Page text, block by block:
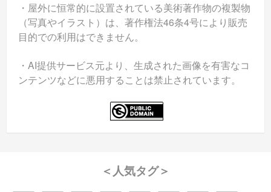
・屋外に恒常的に設置されている美術著作物の複製物
（写真やイラスト）は、著作権法46条4号により販売
目的での利用はできません。
・AI提供サービス元より、生成された画像を有害なコ
ンテンツなどに悪用することは禁止されています。
＜人気タグ＞